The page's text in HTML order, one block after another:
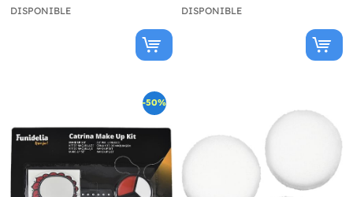
DISPONIBLE DISPONIBLE
-50%